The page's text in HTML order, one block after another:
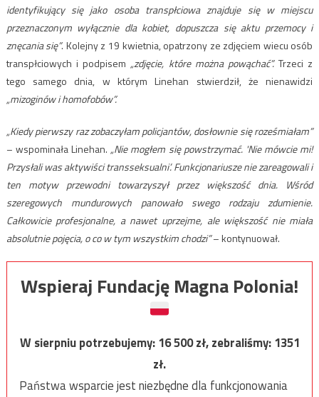
identyfikujący się jako osoba transpłciowa znajduje się w miejscu
przeznaczonym wyłącznie dla kobiet, dopuszcza się aktu przemocy i
znęcania się”. Kolejny z 19 kwietnia, opatrzony ze zdjęciem wiecu osób
transpłciowych i podpisem „zdjęcie, które można powąchać”. Trzeci z
tego samego dnia, w którym Linehan stwierdził, że nienawidzi
„mizoginów i homofobów”.
„Kiedy pierwszy raz zobaczyłam policjantów, dosłownie się roześmiałam”
– wspominała Linehan. „Nie mogłem się powstrzymać. 'Nie mówcie mi!
Przysłali was aktywiści transseksualni’. Funkcjonariusze nie zareagowali i
ten motyw przewodni towarzyszył przez większość dnia. Wśród
szeregowych mundurowych panowało swego rodzaju zdumienie.
Całkowicie profesjonalne, a nawet uprzejme, ale większość nie miała
absolutnie pojęcia, o co w tym wszystkim chodzi”– kontynuował.
Wspieraj Fundację Magna Polonia!
W sierpniu potrzebujemy:16 500zł, zebraliśmy:1351
zł.
Państwa wsparcie jest niezbędne dla funkcjonowania